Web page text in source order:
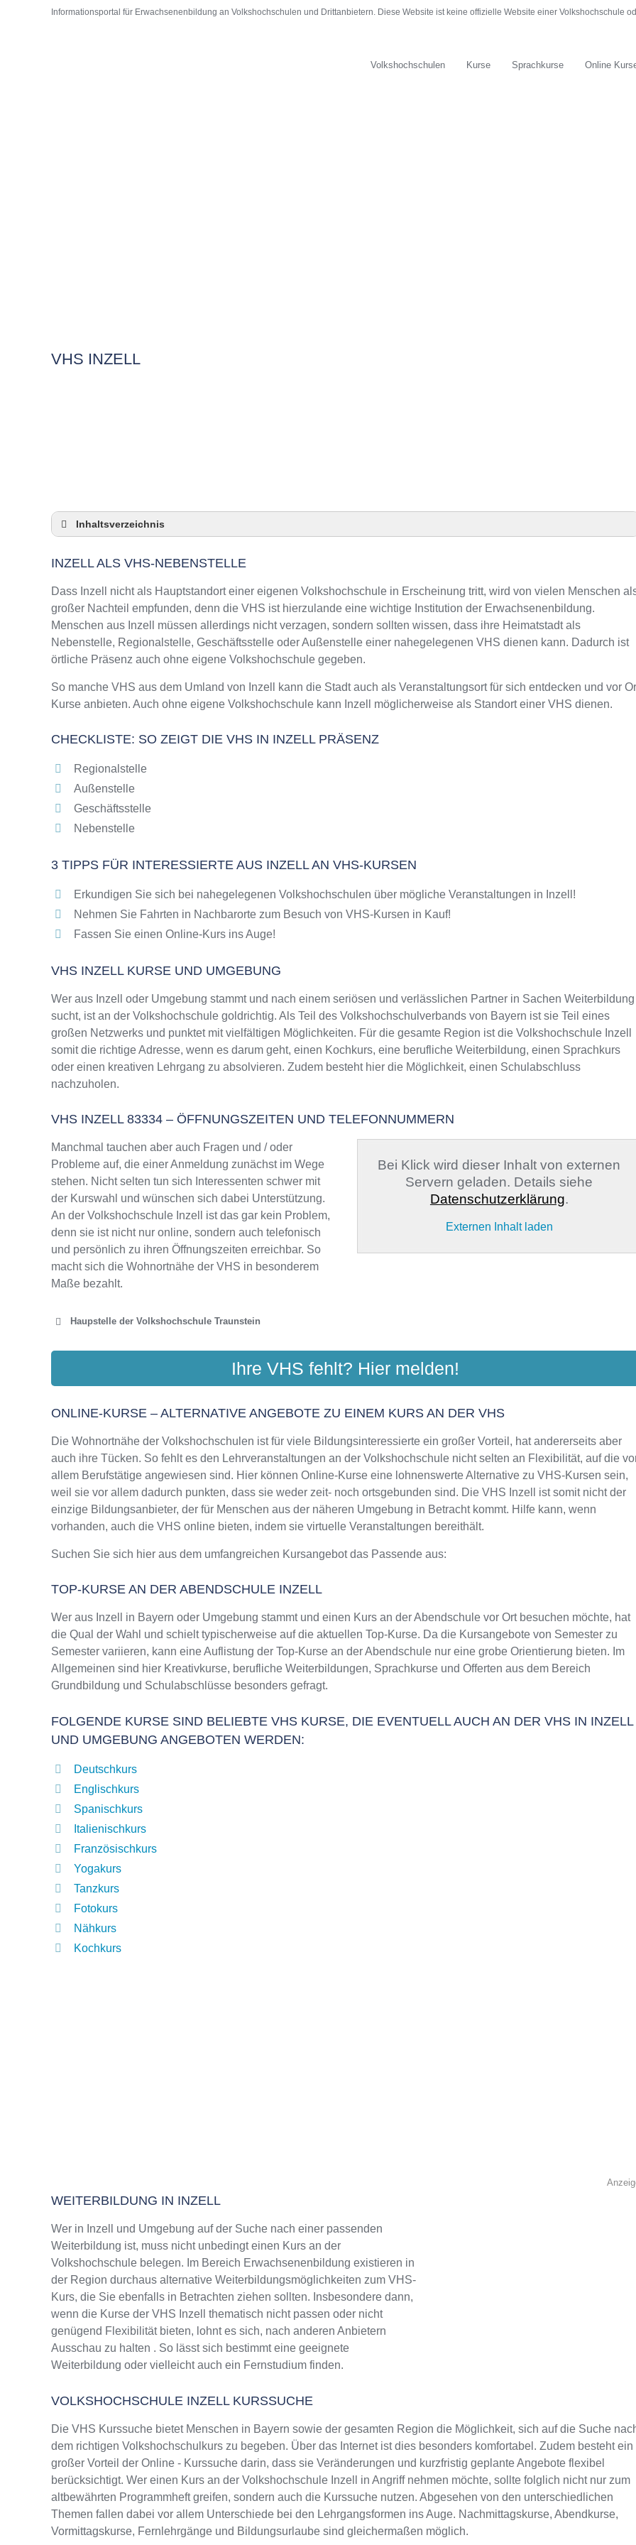
Informationsportal für Erwachsenenbildung an Volkshochschulen und Drittanbietern. Diese Website ist keine offizielle Website einer Volkshochschule
Volkshochschulen Kurse Sprachkurse Online
VHS INZELL
Inhaltsverzeichnis
Checkliste: So zeigt die VHS in Inzell Präsenz
3 Tipps für Interessierte aus Inzell an VHS-Kursen
VHS Inzell Kurse und Umgebung
VHS Inzell – Öffnungszeiten und Telefonnummer
Online-Kurse – Alternative Angebote zu einem Kurs an der VHS
Top-Kurse an der Abendschule Inzell
Weiterbildung in Inzell
VHS Inzell Programm 2025 / 2026
INZELL ALS VHS-NEBENSTELLE
Dass Inzell nicht als Hauptstandort einer eigenen Volkshochschule in Erscheinung tritt, wird von vielen Menschen
großer Nachteil empfunden, denn die VHS ist hierzulande eine wichtige Institution der Erwachsenenbildung.
Menschen aus Inzell müssen allerdings nicht verzagen, sondern sollten wissen, dass ihre Heimatstadt als
Nebenstelle, Regionalstelle, Geschäftsstelle oder Außenstelle einer nahegelegenen VHS dienen kann. Dadurch ist
örtliche Präsenz auch ohne eigene Volkshochschule gegeben.
So manche VHS aus dem Umland von Inzell kann die Stadt auch als Veranstaltungsort für sich entdecken und vor
Kurse anbieten. Auch ohne eigene Volkshochschule kann Inzell möglicherweise als Standort einer VHS dienen.
CHECKLISTE: SO ZEIGT DIE VHS IN INZELL PRÄSENZ
Regionalstelle
Außenstelle
Geschäftsstelle
Nebenstelle
3 TIPPS FÜR INTERESSIERTE AUS INZELL AN VHS-KURSEN
Erkundigen Sie sich bei nahegelegenen Volkshochschulen über mögliche Veranstaltungen in Inzell!
Nehmen Sie Fahrten in Nachbarorte zum Besuch von VHS-Kursen in Kauf!
Fassen Sie einen Online-Kurs ins Auge!
VHS INZELL KURSE UND UMGEBUNG
Wer aus Inzell oder Umgebung stammt und nach einem seriösen und verlässlichen Partner in Sachen Weiterbildung
sucht, ist an der Volkshochschule goldrichtig. Als Teil des Volkshochschulverbands von Bayern ist sie Teil eines
großen Netzwerks und punktet mit vielfältigen Möglichkeiten. Für die gesamte Region ist die Volkshochschule Inzell
somit die richtige Adresse, wenn es darum geht, einen Kochkurs, eine berufliche Weiterbildung, einen Sprachkurs
oder einen kreativen Lehrgang zu absolvieren. Zudem besteht hier die Möglichkeit, einen Schulabschluss
nachzuholen.
VHS INZELL 83334 – ÖFFNUNGSZEITEN UND TELEFONNUMMERN
Manchmal tauchen aber auch Fragen und / oder
Probleme auf, die einer Anmeldung zunächst im Wege
stehen. Nicht selten tun sich Interessenten schwer mit
der Kurswahl und wünschen sich dabei Unterstützung.
An der Volkshochschule Inzell ist das gar kein Problem,
denn sie ist nicht nur online, sondern auch telefonisch
und persönlich zu ihren Öffnungszeiten erreichbar. So
macht sich die Wohnortnähe der VHS in besonderem
Maße bezahlt.
Bei Klick wird dieser Inhalt von externen
Servern geladen. Details siehe
Datenschutzerklärung.
Externen Inhalt laden
Haupstelle der Volkshochschule Traunstein
VOLKSHOCHSCHULE TRAUNSTEIN E. V.
Ihre VHS fehlt? Hier melden!
ONLINE-KURSE – ALTERNATIVE ANGEBOTE ZU EINEM KURS AN DER VHS
Die Wohnortnähe der Volkshochschulen ist für viele Bildungsinteressierte ein großer Vorteil, hat andererseits aber
auch ihre Tücken. So fehlt es den Lehrveranstaltungen an der Volkshochschule nicht selten an Flexibilität, auf die
allem Berufstätige angewiesen sind. Hier können Online-Kurse eine lohnenswerte Alternative zu VHS-Kursen sein,
weil sie vor allem dadurch punkten, dass sie weder zeit- noch ortsgebunden sind. Die VHS Inzell ist somit nicht der
einzige Bildungsanbieter, der für Menschen aus der näheren Umgebung in Betracht kommt. Hilfe kann, wenn
vorhanden, auch die VHS online bieten, indem sie virtuelle Veranstaltungen bereithält.
Suchen Sie sich hier aus dem umfangreichen Kursangebot das Passende aus:
TOP-KURSE AN DER ABENDSCHULE INZELL
Wer aus Inzell in Bayern oder Umgebung stammt und einen Kurs an der Abendschule vor Ort besuchen möchte, hat
die Qual der Wahl und schielt typischerweise auf die aktuellen Top-Kurse. Da die Kursangebote von Semester zu
Semester variieren, kann eine Auflistung der Top-Kurse an der Abendschule nur eine grobe Orientierung bieten. Im
Allgemeinen sind hier Kreativkurse, berufliche Weiterbildungen, Sprachkurse und Offerten aus dem Bereich
Grundbildung und Schulabschlüsse besonders gefragt.
FOLGENDE KURSE SIND BELIEBTE VHS KURSE, DIE EVENTUELL AUCH AN DER VHS IN INZELL
UND UMGEBUNG ANGEBOTEN WERDEN:
Deutschkurs
Englischkurs
Spanischkurs
Italienischkurs
Französischkurs
Yogakurs
Tanzkurs
Fotokurs
Nähkurs
Kochkurs
WEITERBILDUNG IN INZELL
Wer in Inzell und Umgebung auf der Suche nach einer passenden
Weiterbildung ist, muss nicht unbedingt einen Kurs an der
Volkshochschule belegen. Im Bereich Erwachsenenbildung existieren in
der Region durchaus alternative Weiterbildungsmöglichkeiten zum VHS-
Kurs, die Sie ebenfalls in Betrachten ziehen sollten. Insbesondere dann,
wenn die Kurse der VHS Inzell thematisch nicht passen oder nicht
genügend Flexibilität bieten, lohnt es sich, nach anderen Anbietern
Ausschau zu halten . So lässt sich bestimmt eine geeignete
Weiterbildung oder vielleicht auch ein Fernstudium finden.
VOLKSHOCHSCHULE INZELL KURSSUCHE
Die VHS Kurssuche bietet Menschen in Bayern sowie der gesamten Region die Möglichkeit, sich auf die Suche
dem richtigen Volkshochschulkurs zu begeben. Über das Internet ist dies besonders komfortabel. Zudem besteht ein
großer Vorteil der Online - Kurssuche darin, dass sie Veränderungen und kurzfristig geplante Angebote flexibel
berücksichtigt. Wer einen Kurs an der Volkshochschule Inzell in Angriff nehmen möchte, sollte folglich nicht nur zum
altbewährten Programmheft greifen, sondern auch die Kurssuche nutzen. Abgesehen von den unterschiedlichen
Themen fallen dabei vor allem Unterschiede bei den Lehrgangsformen ins Auge. Nachmittagskurse, Abendkurse,
Vormittagskurse, Fernlehrgänge und Bildungsurlaube sind gleichermaßen möglich.